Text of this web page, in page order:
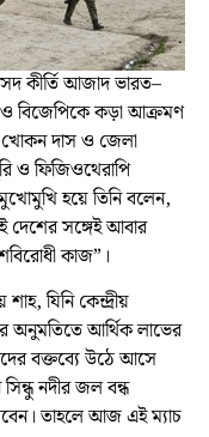
কীর্তি আজাদ ভারত–
ও বিজেপিকে কড়া আক্রমণ
খোকন দাস ও জেলা
ও ফিজিওথেরাপি
হয়ে তিনি বলেন,
দেশের সঙ্গেই আবার
কাজ”।
যিনি কেন্দ্রীয়
অনুমতিতে আর্থিক লাভের
বক্তব্যে উঠে আসে
নদীর জল বন্ধ
তাহলে আজ এই ম্যাচ